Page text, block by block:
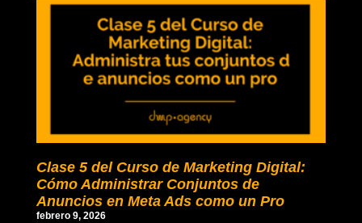
Clase 5 del Curso de Marketing Digital:
Cómo Administrar Conjuntos de
Anuncios en Meta Ads como un Pro
febrero 9, 2026